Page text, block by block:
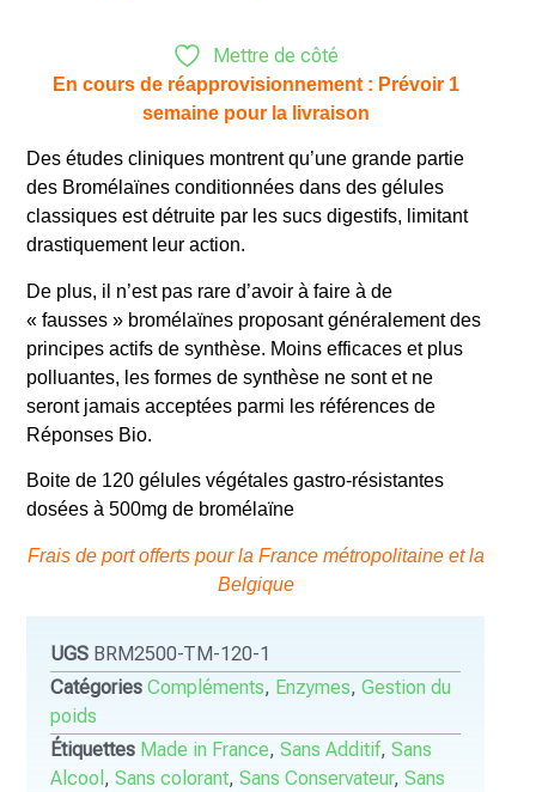
Mettre de côté
En cours de réapprovisionnement : Prévoir 1
semaine pour la livraison
Des études cliniques montrent qu’une grande partie
des Bromélaïnes conditionnées dans des gélules
classiques est détruite par les sucs digestifs, limitant
drastiquement leur action.
De plus, il n’est pas rare d’avoir à faire à de
« fausses » bromélaïnes proposant généralement des
principes actifs de synthèse. Moins efficaces et plus
polluantes, les formes de synthèse ne sont et ne
seront jamais acceptées parmi les références de
Réponses Bio.
Boite de 120 gélules végétales gastro-résistantes
dosées à 500mg de bromélaïne
Frais de port offerts pour la France métropolitaine et la
Belgique
UGS BRM2500-TM-120-1
Catégories Compléments, Enzymes,Gestion du
poids
Étiquettes Made in France,Sans Additif,Sans
Alcool ,Sans colorant,Sans Conservateur,Sans